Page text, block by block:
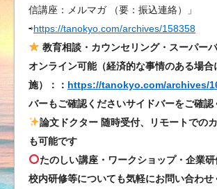
信講座：メルマガ （要：振込連絡）」
⇨https://tanokyo.com/archives/158358
教育相談・カウンセリング・スーパー
オンライン可能（経済的な事情のある場合
施）：： https://tanokyo.com/archives/
バーもご確認くださいサイドバーをご確認
論文ドクター 随時受付、リモートでの
も可能です
たのしい講座・ワークショップ・企業研
校内研修等についても気軽にお問い合わせ